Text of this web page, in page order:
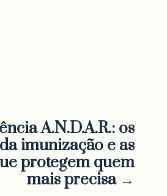
A.N.D.A.R.: os
imunização e as
protegem quem
mais precisa →